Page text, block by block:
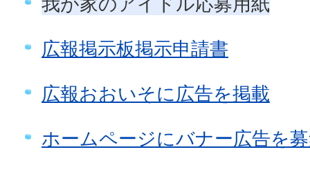
広報掲示板掲示申請書
広報おおいそに広告を掲載
ホームページにバナー広告を